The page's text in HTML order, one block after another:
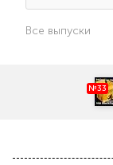
Все выпуски
№33